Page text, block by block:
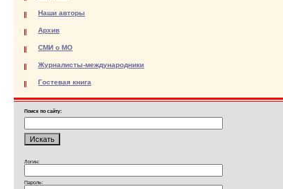
Наши авторы
Архив
СМИ о МО
Журналисты-международники
Гостевая книга
Поиск по сайту:
Логин:
Пароль: